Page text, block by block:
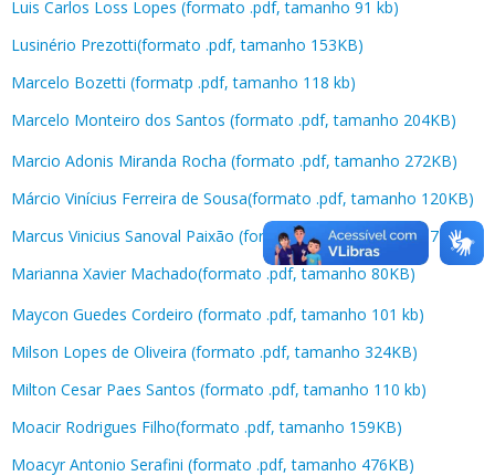
Luis Carlos Loss Lopes (formato .pdf, tamanho 91 kb)
Lusinério Prezotti(formato .pdf, tamanho 153KB)
Marcelo Bozetti (formatp .pdf, tamanho 118 kb)
Marcelo Monteiro dos Santos (formato .pdf, tamanho 204KB)
Marcio Adonis Miranda Rocha (formato .pdf, tamanho 272KB)
Márcio Vinícius Ferreira de Sousa(formato .pdf, tamanho 120KB)
Marcus Vinicius Sanoval Paixão (formato .pdf, tamanho 267KB)
Marianna Xavier Machado(formato .pdf, tamanho 80KB)
Maycon Guedes Cordeiro (formato .pdf, tamanho 101 kb)
Milson Lopes de Oliveira (formato .pdf, tamanho 324KB)
Milton Cesar Paes Santos (formato .pdf, tamanho 110 kb)
Moacir Rodrigues Filho(formato .pdf, tamanho 159KB)
Moacyr Antonio Serafini (formato .pdf, tamanho 476KB)